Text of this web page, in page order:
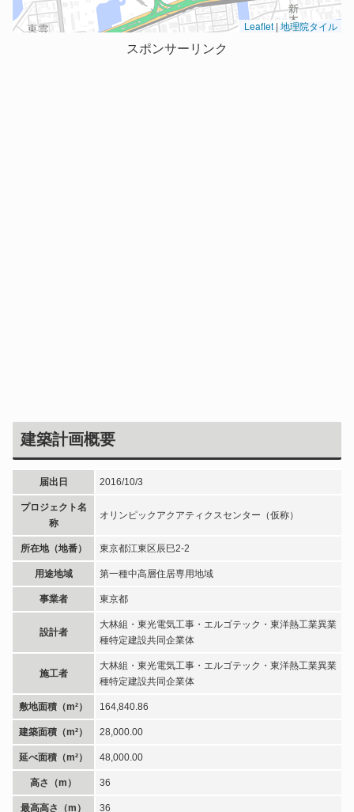
Leaflet | 地理院タイル
スポンサーリンク
建築計画概要
届出日 2016/10/3
プロジェクト名
称
オリンピックアクアティクスセンター（仮称）
所在地（地番） 東京都江東区辰巳2-2
用途地域 第一種中高層住居専用地域
事業者 東京都
設計者
大林組・東光電気工事・エルゴテック・東洋熱工業異業
種特定建設共同企業体
施工者
大林組・東光電気工事・エルゴテック・東洋熱工業異業
種特定建設共同企業体
敷地面積（m²） 164,840.86
建築面積（m²） 28,000.00
延べ面積（m²） 48,000.00
高さ（m） 36
最高高さ（m） 36